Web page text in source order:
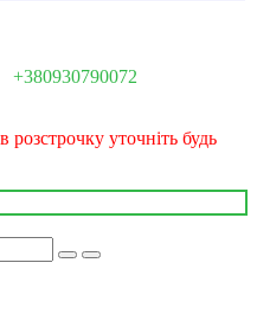
+380930790072
уточніть будь